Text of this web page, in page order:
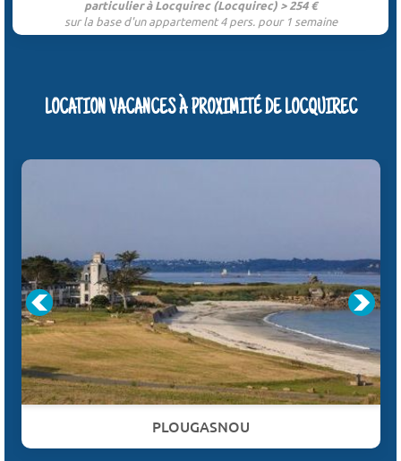
particulier à Locquirec (Locquirec) > 254 €
sur la base d'un appartement 4 pers. pour 1 semaine
LOCATION VACANCES À PROXIMITÉ DE LOCQUIREC
PLOUGASNOU